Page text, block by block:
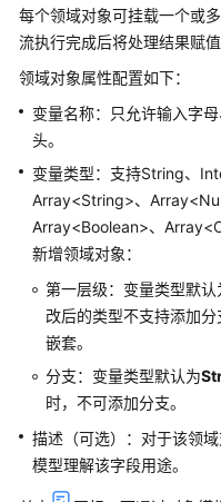
提
问
器
问
对
象
提
异
变
&
知
每个领域对象可挂载一个或
流执行完成后将处理结果赋
领域对象属性配置如下：
变量名称：只允许输入字
头。
变量类型：支持String、
Array<String>、
Array<Boolean>、
新增领域对象：
第一层级：变量类型默认
改后的类型不支持添加分
嵌套。
分支：变量类型默认为
时，不可添加分支。
描述（可选）：对于该领
模型理解该字段用途。